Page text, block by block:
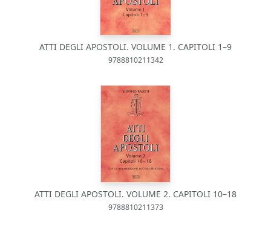
ATTI DEGLI APOSTOLI. VOLUME 1. CAPITOLI 1–9
9788810211342
ATTI DEGLI APOSTOLI. VOLUME 2. CAPITOLI 10–18
9788810211373